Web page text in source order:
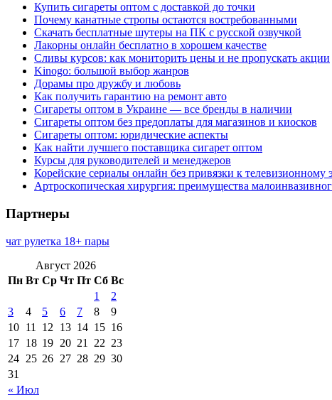
Купить сигареты оптом с доставкой до точки
Почему канатные стропы остаются востребованными
Скачать бесплатные шутеры на ПК с русской озвучкой
Лакорны онлайн бесплатно в хорошем качестве
Сливы курсов: как мониторить цены и не пропускать акции
Kinogo: большой выбор жанров
Дорамы про дружбу и любовь
Как получить гарантию на ремонт авто
Сигареты оптом в Украине — все бренды в наличии
Сигареты оптом без предоплаты для магазинов и киосков
Сигареты оптом: юридические аспекты
Как найти лучшего поставщика сигарет оптом
Курсы для руководителей и менеджеров
Корейские сериалы онлайн без привязки к телевизионному
Артроскопическая хирургия: преимущества
Партнеры
чат рулетка 18+ пары
Август 2026
Пн Вт Ср Чт Пт Сб Вс
« Июл
1
2
3
4 5 6 7 8
9
10 11 12 13 14 15 16
17 18 19 20 21 22 23
24 25 26 27 28 29 30
31